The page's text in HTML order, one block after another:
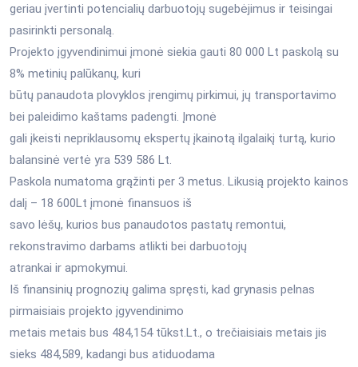
geriau įvertinti potencialių darbuotojų sugebėjimus ir teisingai
pasirinkti personalą.
Projekto įgyvendinimui įmonė siekia gauti 80 000 Lt paskolą su
8% metinių palūkanų, kuri
būtų panaudota plovyklos įrengimų pirkimui, jų transportavimo
bei paleidimo kaštams padengti. Įmonė
gali įkeisti nepriklausomų ekspertų įkainotą ilgalaikį turtą, kurio
balansinė vertė yra 539 586 Lt.
Paskola numatoma grąžinti per 3 metus. Likusią projekto kainos
dalį – 18 600Lt įmonė finansuos iš
savo lėšų, kurios bus panaudotos pastatų remontui,
rekonstravimo darbams atlikti bei darbuotojų
atrankai ir apmokymui.
Iš finansinių prognozių galima spręsti, kad grynasis pelnas
pirmaisiais projekto įgyvendinimo
metais metais bus 484,154 tūkst.Lt., o trečiaisiais metais jis
sieks 484,589, kadangi bus atiduodama